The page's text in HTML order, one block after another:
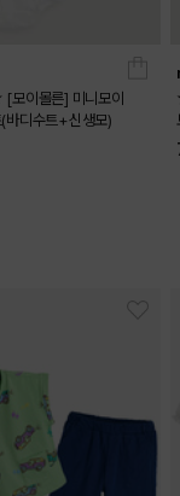
이몰른] 미니모이
바디수트+신생모)